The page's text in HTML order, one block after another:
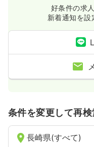
好条件の求
新着通知を設
条件を変更して再検
長崎県(すべて)